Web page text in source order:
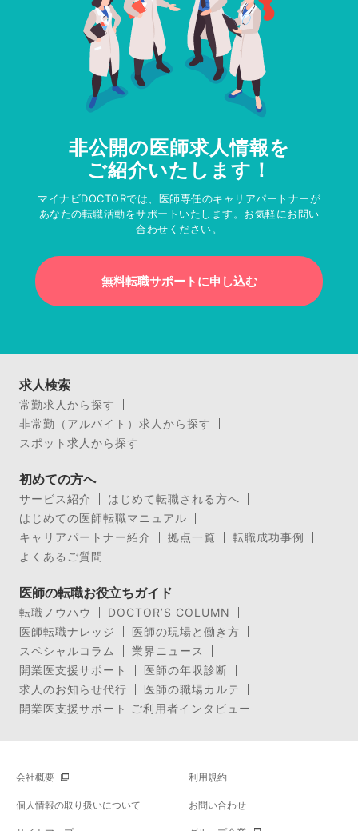
非公開の医師求人情報を
ご紹介いたします！
マイナビDOCTORでは、医師専任のキャリアパートナーが
あなたの転職活動をサポートいたします。お気軽にお問い
合わせください。
無料転職サポートに申し込む
求人検索
常勤求人から探す
非常勤（アルバイト）求人から探す
スポット求人から探す
初めての方へ
サービス紹介
はじめて転職される方へ
はじめての医師転職マニュアル
キャリアパートナー紹介
拠点一覧
転職成功事例
よくあるご質問
医師の転職お役立ちガイド
転職ノウハウ
DOCTOR’S COLUMN
医師転職ナレッジ
医師の現場と働き方
スペシャルコラム
業界ニュース
開業医支援サポート
医師の年収診断
求人のお知らせ代行
医師の職場カルテ
開業医支援サポート ご利用者インタビュー
会社概要 利用規約
個人情報の取り扱いについて お問い合わせ